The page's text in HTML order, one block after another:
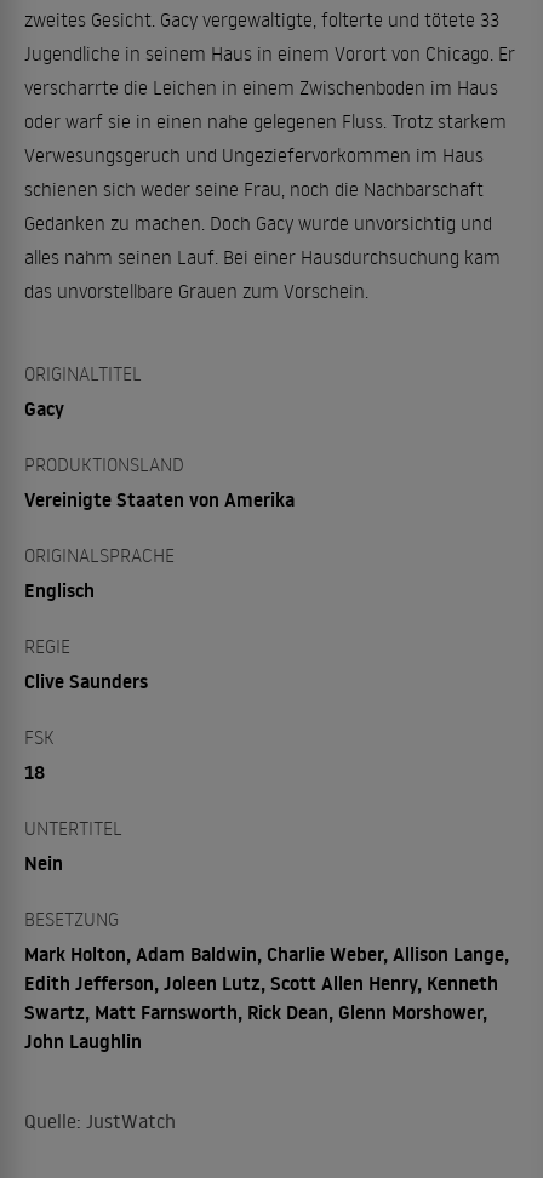
zweites Gesicht. Gacy vergewaltigte, folterte und tötete 33
Jugendliche in seinem Haus in einem Vorort von Chicago. Er
verscharrte die Leichen in einem Zwischenboden im Haus
oder warf sie in einen nahe gelegenen Fluss. Trotz starkem
Verwesungsgeruch und Ungeziefervorkommen im Haus
schienen sich weder seine Frau, noch die Nachbarschaft
Gedanken zu machen. Doch Gacy wurde unvorsichtig und
alles nahm seinen Lauf. Bei einer Hausdurchsuchung kam
das unvorstellbare Grauen zum Vorschein.
ORIGINALTITEL
Gacy
PRODUKTIONSLAND
Vereinigte Staaten von Amerika
ORIGINALSPRACHE
Englisch
REGIE
Clive Saunders
FSK
18
UNTERTITEL
Nein
BESETZUNG
Mark Holton, Adam Baldwin, Charlie Weber, Allison Lange,
Edith Jefferson, Joleen Lutz, Scott Allen Henry, Kenneth
Swartz, Matt Farnsworth, Rick Dean, Glenn Morshower,
John Laughlin
Quelle: JustWatch